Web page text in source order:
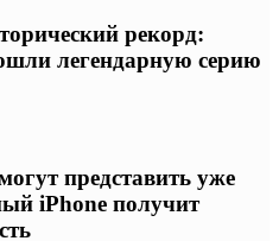
рекорд:
легендарную серию
представить уже
iPhone получит